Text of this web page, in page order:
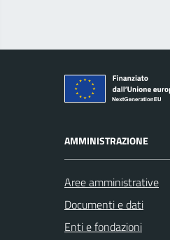
AMMINISTRAZIONE
Aree amministrative
Documenti e dati
Enti e fondazioni